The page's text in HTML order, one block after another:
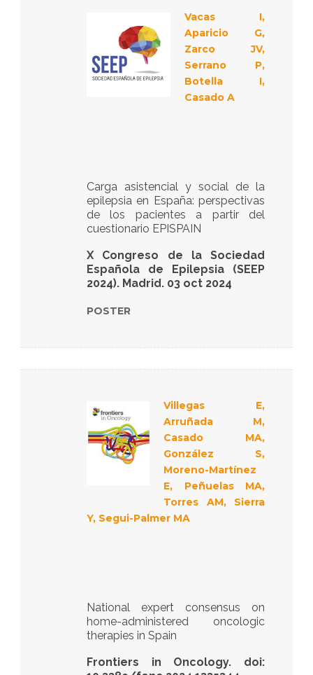
Vacas I,
Aparicio G,
Zarco JV,
Serrano P,
Botella I,
Casado A
Carga asistencial y social de la
epilepsia en España: perspectivas
de los pacientes a partir del
cuestionario EPISPAIN
X Congreso de la Sociedad
Española de Epilepsia (SEEP
2024). Madrid. 03 oct 2024
POSTER
Villegas E,
Arruñada M,
Casado MA,
González S,
Moreno-Martínez
E, Peñuelas MA,
Torres AM, Sierra
Y, Segui-Palmer MA
National expert consensus on
home-administered oncologic
therapies in Spain
Frontiers in Oncology. doi: